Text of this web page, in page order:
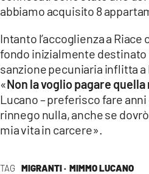
TAG MIGRANTI · MIMMO LUCANO
abbiamo acquisito 8
Intanto l’accoglienza a Riace
fondo inizialmente destinato
sanzione pecuniaria inflitta
«Non la voglio pagare quella
Lucano – preferisco fare
rinnego nulla, anche se
mia vita in carcere».